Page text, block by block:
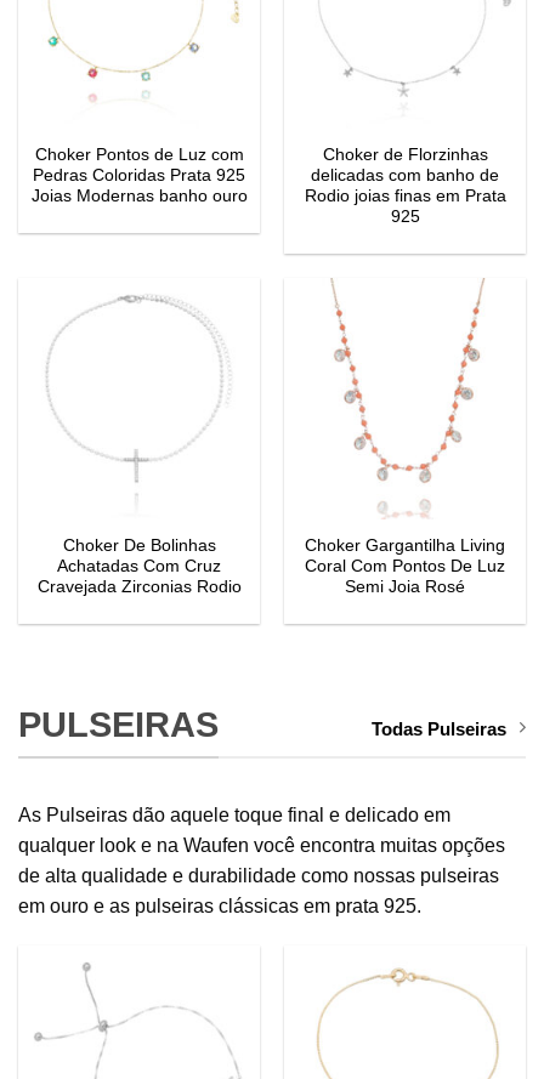
Choker Pontos de Luz com
Pedras Coloridas Prata 925
Joias Modernas banho ouro
Choker de Florzinhas
delicadas com banho de
Rodio joias finas em Prata
925
Choker De Bolinhas
Achatadas Com Cruz
Cravejada Zirconias Rodio
Choker Gargantilha Living
Coral Com Pontos De Luz
Semi Joia Rosé
PULSEIRAS Todas Pulseiras
As Pulseiras dão aquele toque final e delicado em
qualquer look e na Waufen você encontra muitas opções
de alta qualidade e durabilidade como nossas pulseiras
em ouro e as pulseiras clássicas em prata 925.